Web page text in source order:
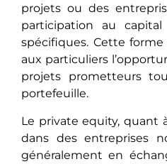
projets ou des
participation au
spécifiques. Cette forme
aux particuliеrs
projets prometteurs
portefeuille.
Le private equity, quant
dans des entreprises
généralement en